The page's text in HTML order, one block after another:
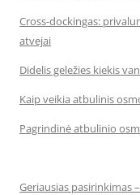
Cross-dockingas:
atvejai
Didelis geležies kiekis
Kaip veikia atbulinis
Pagrindinė atbulinio
Geriausias pasirinkimas